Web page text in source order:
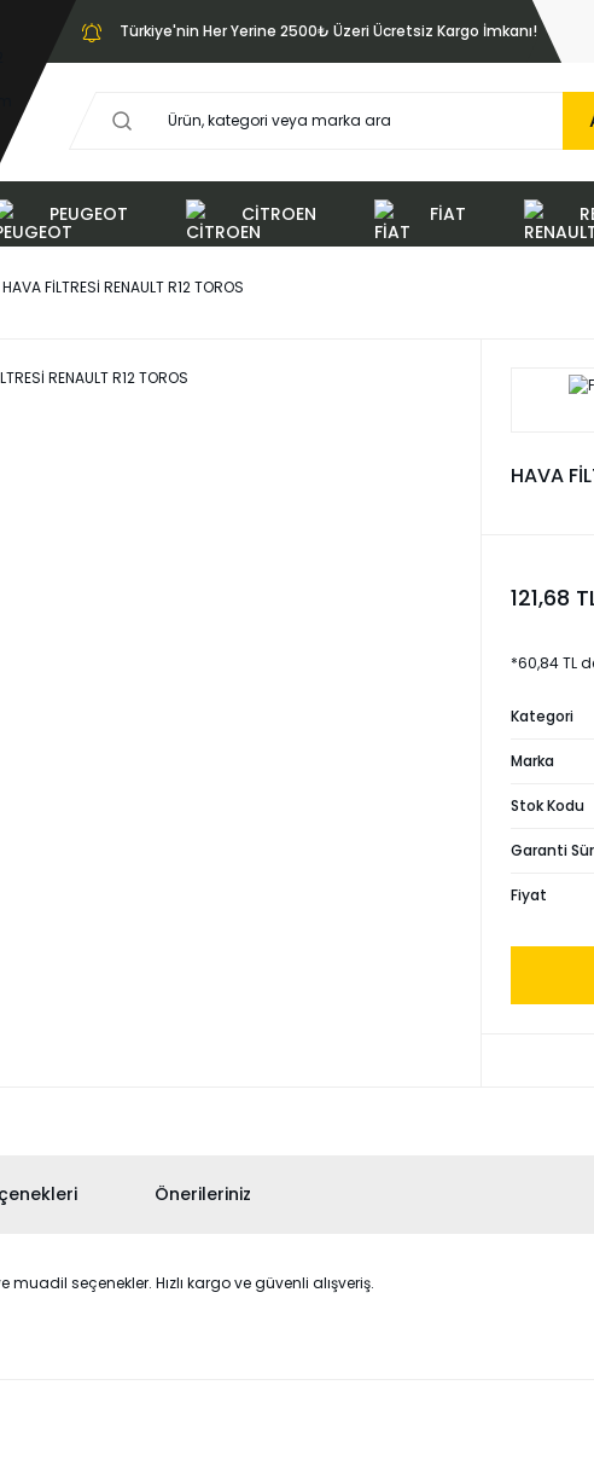
Türkiye'nin Her Yerine 2500₺ Üzeri Ücretsiz Kargo İmkanı!
PEUGEOT CİTROEN FİAT
HAVA FİLTRESİ RENAULT R12 TOROS
HAVA
121,68
*60,84 TL
Kategori
Marka
Stok Kodu
Garanti
Fiyat
Önerileriniz
ve muadil seçenekler. Hızlı kargo ve güvenli alışveriş.